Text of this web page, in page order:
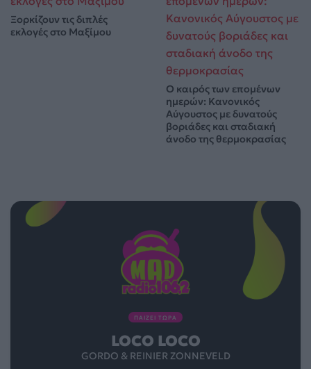
Ξορκίζουν τις διπλές
εκλογές στο Μαξίμου
Ο καιρός των επομένων
ημερών: Κανονικός
Αύγουστος με δυνατούς
βοριάδες και σταδιακή
άνοδο της θερμοκρασίας
ΠΑΙΖΕΙ ΤΩΡΑ
LOCO LOCO
GORDO & REINIER ZONNEVELD